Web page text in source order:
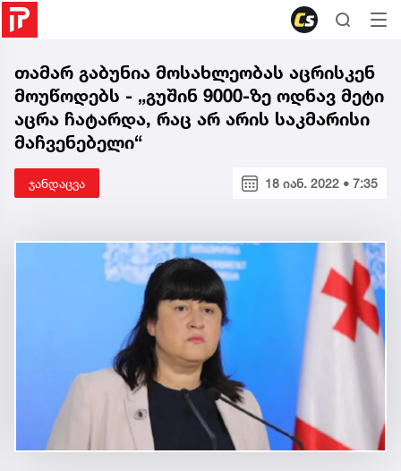
თამარ გაბუნია მოსახლეობას აცრისკენ
მოუწოდებს - „გუშინ 9000-ზე ოდნავ მეტი
აცრა ჩატარდა, რაც არ არის საკმარისი
მაჩვენებელი“
ჯანდაცვა 18 იან. 2022 • 7:35